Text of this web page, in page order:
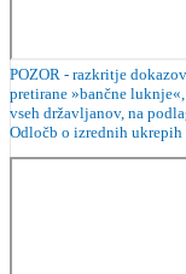
POZOR - razkritje
pretirane »bančne
vseh državljanov, na
Odločb o izrednih ukrepih